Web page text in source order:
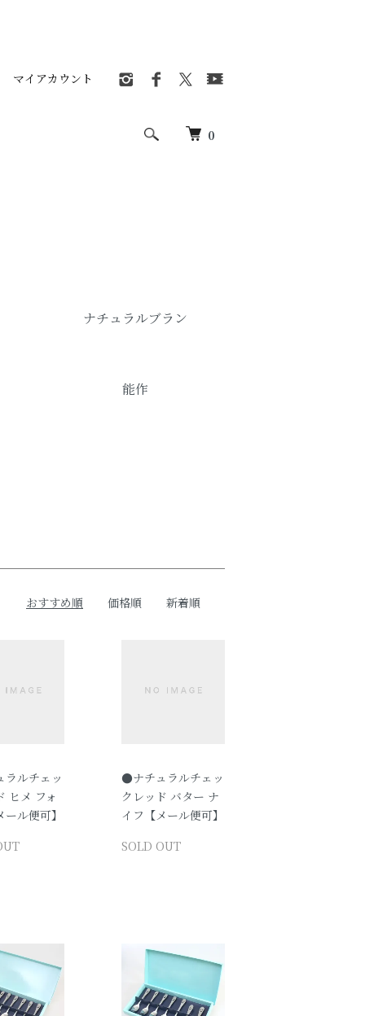
0
マイアカウント
ナチュラルブラン
能作
おすすめ順 価格順 新着順
ルチェッ
ヒメ フォ
ル便可】
●ナチュラルチェッ
クレッド バター ナ
イフ【メール便可】
SOLD OUT